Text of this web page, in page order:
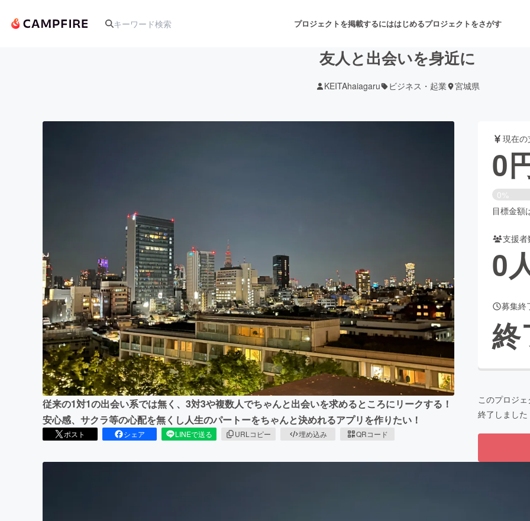
プロジェクトを掲載するにははじめるプロジェクトをさがす
舞台・パフォーマンス
映像・映画
ビジネス・起業 ビューティー・ヘルスケ
まちづくり・地域活性化
CAMPFIRE for Social GoodCAMPFIRE Creation
CAMPFIREふるさと納税machi-yaコミュニティ
友人と出会いを身近に
KEITAhaiagaru ビジネス・起業 宮城県
従来の1対1の出会い系では無く、3対3や複数人でちゃんと出会いを求めるところにリークする！
安心感、サクラ等の心配を無くし人生のパートーをちゃんと決めれるアプリを作りたい！
ポスト シェア LINEで送る URLコピー 埋め込み QRコード
現在
0
0%
目標金額
支援者
0
募集終
終
このプロジ
終了しました